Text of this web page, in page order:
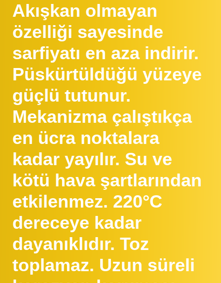
Akışkan olmayan
özelliği sayesinde
sarfiyatı en aza indirir.
Püskürtüldüğü yüzeye
güçlü tutunur.
Mekanizma çalıştıkça
en ücra noktalara
kadar yayılır. Su ve
kötü hava şartlarından
etkilenmez. 220°C
dereceye kadar
dayanıklıdır. Toz
toplamaz. Uzun süreli